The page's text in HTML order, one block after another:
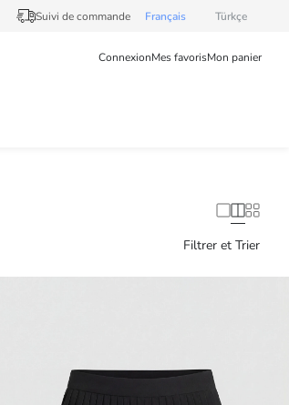
Suivi de commande Français Türkçe
ConnexionMes favorisMon panier
Filtrer et Trier